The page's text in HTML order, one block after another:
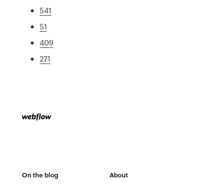
541
51
409
271
On the blog About